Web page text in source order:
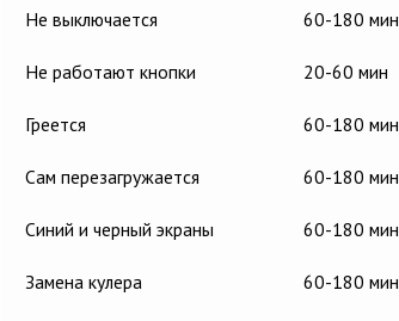
Не выключается 60-180 мин
Не работают кнопки 20-60 мин
Греется 60-180 мин
Сам перезагружается 60-180 мин
Синий и черный экраны 60-180 мин
Замена кулера 60-180 мин